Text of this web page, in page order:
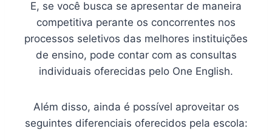
E, se você busca se apresentar de maneira
competitiva perante os concorrentes nos
processos seletivos das melhores instituições
de ensino, pode contar com as consultas
individuais oferecidas pelo One English.
Além disso, ainda é possível aproveitar os
seguintes diferenciais oferecidos pela escola: